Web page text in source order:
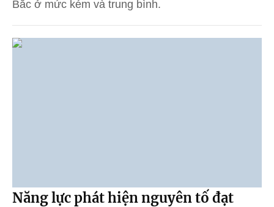
Bắc ở mức kém và trung bình.
Năng lực phát hiện nguyên tố đạt